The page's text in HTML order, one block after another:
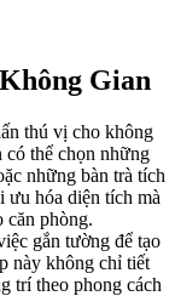
Gian
thú vị cho không
có thể chọn những
những bàn trà tích
hóa diện tích mà
căn phòng.
gắn tường để tạo
này không chỉ tiết
trí theo phong cách